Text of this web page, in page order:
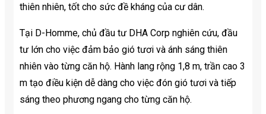
thiên nhiên, tốt cho sức đề kháng của cư dân.
Tại D-Homme, chủ đầu tư DHA Corp nghiên cứu, đầu
tư lớn cho việc đảm bảo gió tươi và ánh sáng thiên
nhiên vào từng căn hộ. Hành lang rộng 1,8 m, trần cao 3
m tạo điều kiện dễ dàng cho việc đón gió tươi và tiếp
sáng theo phương ngang cho từng căn hộ.